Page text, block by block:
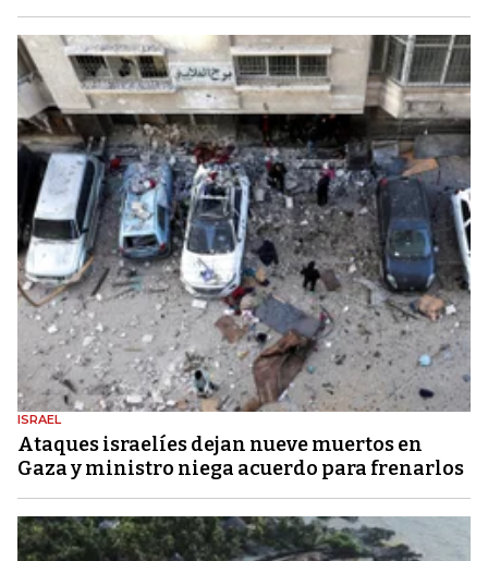
ISRAEL
Ataques israelíes dejan nueve muertos en
Gaza y ministro niega acuerdo para frenarlos